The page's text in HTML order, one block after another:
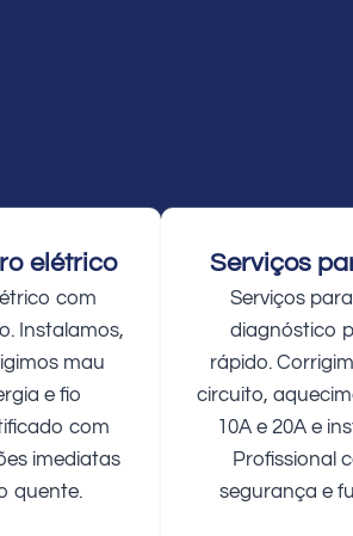
elétrico
com
Instalamos,
mau
e fio
com
imediatas
quente.
Serviços
Serviços
diagnóstico
rápido.
circuito,
10A e 20A e
Profissional
segurança e